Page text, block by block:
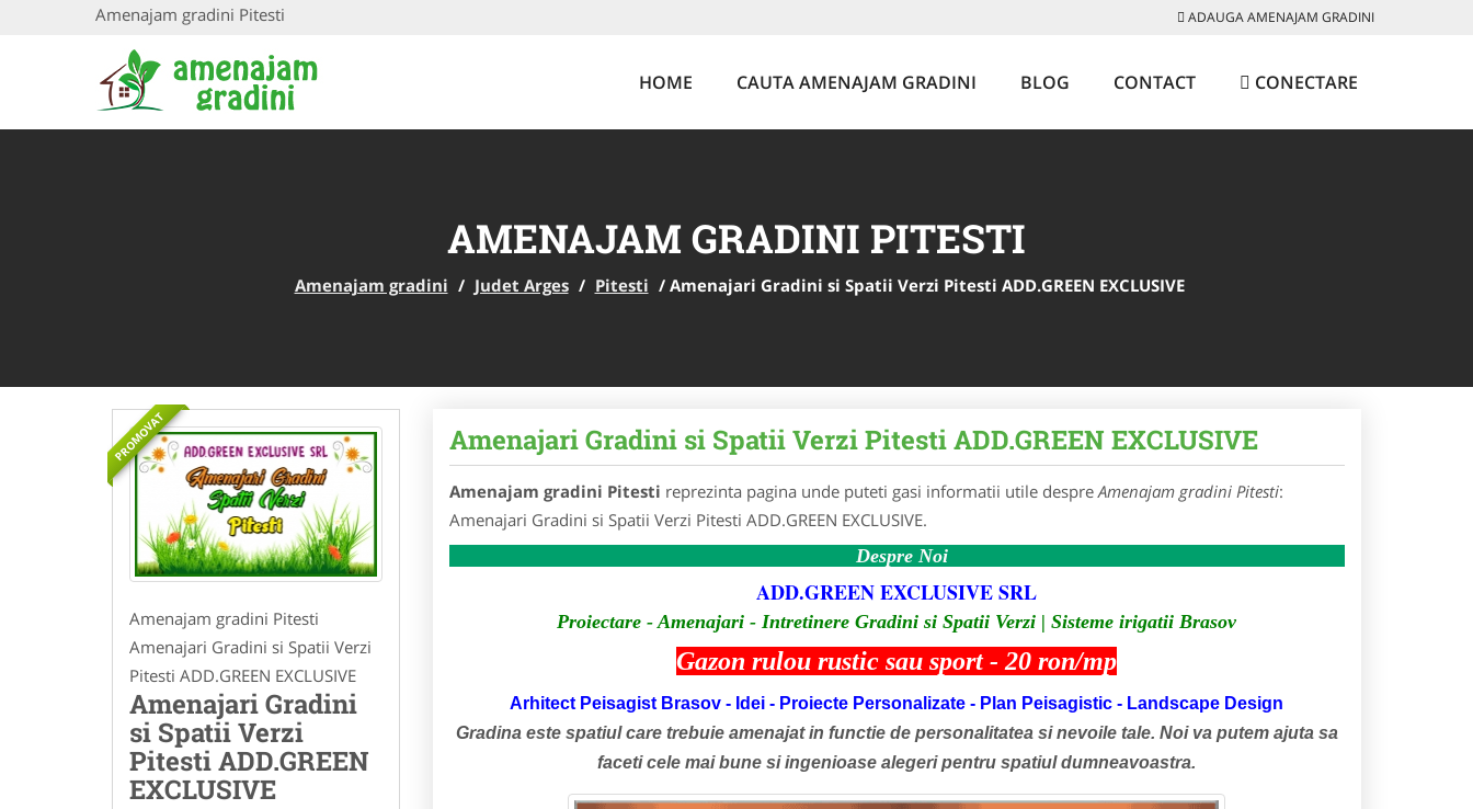
Amenajam gradini Pitesti ADAUGA AMENAJAM GRADINI
HOME CAUTA AMENAJAM GRADINI BLOG CONTACT CONECTARE
AMENAJAM GRADINI PITESTI
Amenajam gradini / Judet Arges / Pitesti / Amenajari Gradini si Spatii Verzi Pitesti ADD.GREEN EXCLUSIVE
PROMOVAT
Amenajam gradini Pitesti
Amenajari Gradini si Spatii Verzi
Pitesti ADD.GREEN EXCLUSIVE
Amenajari Gradini
si Spatii Verzi
Pitesti ADD.GREEN
EXCLUSIVE
Amenajari Gradini si Spatii Verzi Pitesti ADD.GREEN EXCLUSIVE
Amenajam gradini Pitesti reprezinta pagina unde puteti gasi informatii utile despreAmenajam gradini Pitesti:
Amenajari Gradini si Spatii Verzi Pitesti ADD.GREEN EXCLUSIVE.
Despre Noi
ADD.GREEN EXCLUSIVE SRL
Proiectare - Amenajari - Intretinere Gradini si Spatii Verzi | Sisteme irigatii Brasov
Gazon rulou rustic sau sport - 20 ron/mp
Arhitect Peisagist Brasov - Idei - Proiecte Personalizate - Plan Peisagistic - Landscape Design
Gradina este spatiul care trebuie amenajat in functie de personalitatea si nevoile tale. Noi va putem ajuta sa
faceti cele mai bune si ingenioase alegeri pentru spatiul dumneavoastra.